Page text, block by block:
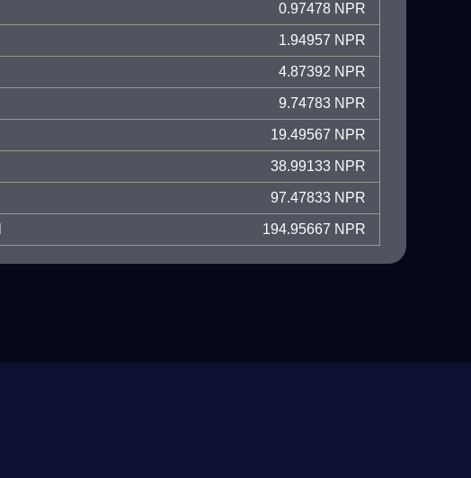
0.97478 NPR
1.94957 NPR
4.87392 NPR
9.74783 NPR
19.49567 NPR
38.99133 NPR
97.47833 NPR
194.95667 NPR